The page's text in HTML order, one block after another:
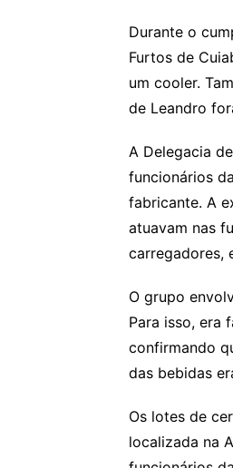
Durante o
Furtos de
um cooler.
de Leandro
A Delegacia
funcionários
fabricante. A
atuavam nas
carregadores,
O grupo
Para isso, era
confirmando
das bebidas
Os lotes de
localizada na